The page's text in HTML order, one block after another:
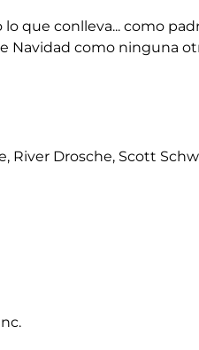
que conlleva... como
Navidad como ninguna
River Drosche, Scott